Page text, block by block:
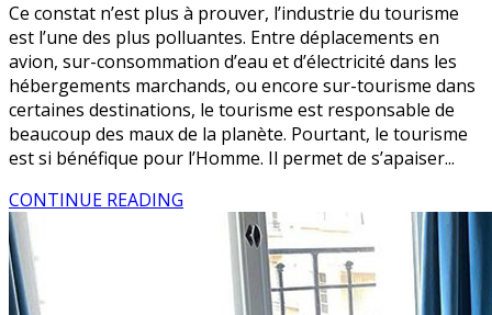
Ce constat n’est plus à prouver, l’industrie du tourisme
est l’une des plus polluantes. Entre déplacements en
avion, sur-consommation d’eau et d’électricité dans les
hébergements marchands, ou encore sur-tourisme dans
certaines destinations, le tourisme est responsable de
beaucoup des maux de la planète. Pourtant, le tourisme
est si bénéfique pour l’Homme. Il permet de s’apaiser...
CONTINUE READING